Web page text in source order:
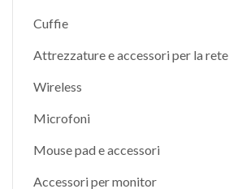
Cuffie
Attrezzature e accessori per la rete
Wireless
Microfoni
Mouse pad e accessori
Accessori per monitor